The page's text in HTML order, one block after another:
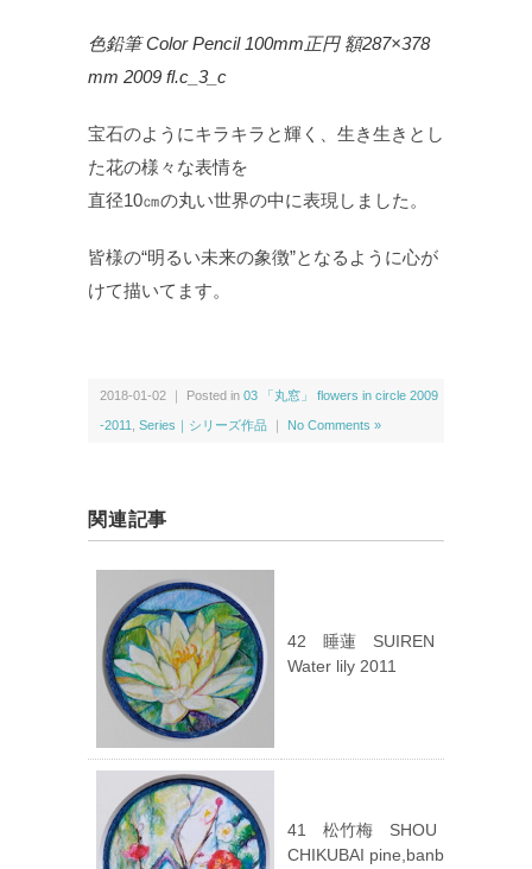
色鉛筆 Color Pencil 100mm正円 額287×378
mm 2009 fl.c_3_c
宝石のようにキラキラと輝く、生き生きとし
た花の様々な表情を
直径10㎝の丸い世界の中に表現しました。
皆様の“明るい未来の象徴”となるように心が
けて描いてます。
2018-01-02 ｜ Posted in 03 「丸窓」 flowers in circle 2009
-2011 Series｜シリーズ作品 ｜ No Comments »
関連記事
42 睡蓮 SUIREN
Water lily 2011
41 松竹梅 SHOU
CHIKUBAI pine,banb